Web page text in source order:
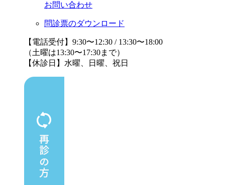
お問い合わせ
問診票のダウンロード
【電話受付】9:30〜12:30 / 13:30〜18:00
（土曜は13:30〜17:30まで）
【休診日】水曜、日曜、祝日